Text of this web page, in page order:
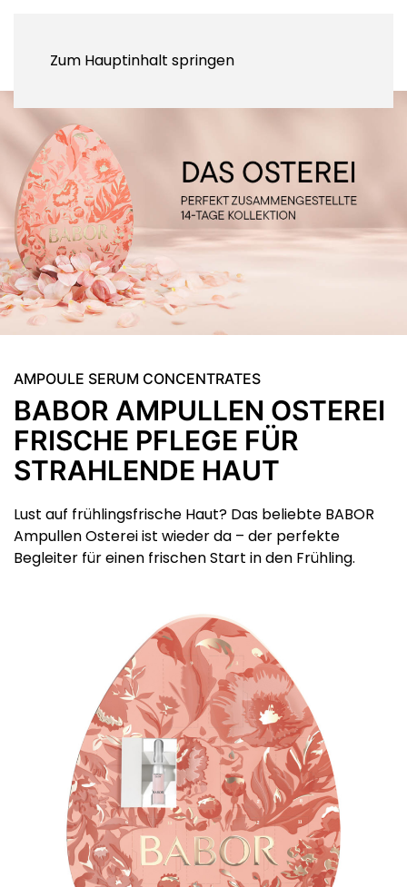
Zum Hauptinhalt springen
AMPOULE SERUM CONCENTRATES
BABOR AMPULLEN OSTEREI
FRISCHE PFLEGE FÜR
STRAHLENDE HAUT
Lust auf frühlingsfrische Haut? Das beliebte BABOR
Ampullen Osterei ist wieder da – der perfekte
Begleiter für einen frischen Start in den Frühling.